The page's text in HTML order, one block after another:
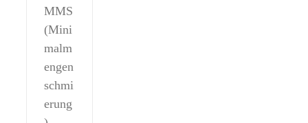
MMS
(Mini
malm
engen
schmi
erung